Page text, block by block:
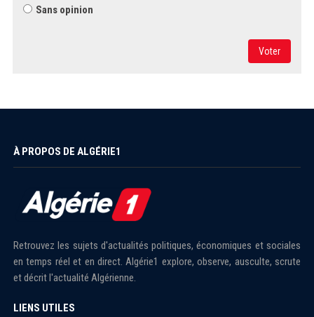
Sans opinion
Voter
À PROPOS DE ALGÉRIE1
Retrouvez les sujets d'actualités politiques, économiques et sociales
en temps réel et en direct. Algérie1 explore, observe, ausculte, scrute
et décrit l'actualité Algérienne.
LIENS UTILES